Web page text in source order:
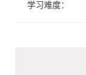
学习难度：